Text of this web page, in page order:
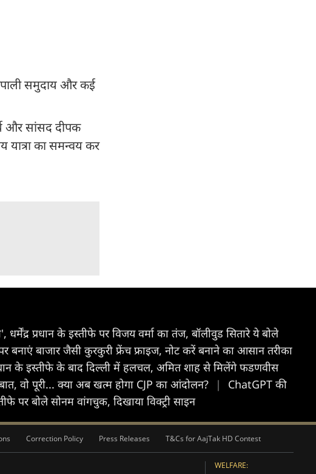
समुदाय और कई
और सांसद दीपक
यात्रा का समन्वय कर
प्रधान के इस्तीफे पर विजय वर्मा का तंज, बॉलीवुड सितारे ये बोले
बाजार जैसी कुरकुरी फ्रेंच फ्राइज, नोट करें बनाने का आसान तरीका
के इस्तीफे के बाद दिल्ली में हलचल, अमित शाह से मिलेंगे फडणवीस
वो पूरी... क्या अब खत्म होगा CJP का आंदोलन? |
ChatGPT की
पर बोले सोनम वांगचुक, दिखाया विक्ट्री साइन
Correction Policy Press Releases T&Cs for AajTak HD Contest
WELFARE: